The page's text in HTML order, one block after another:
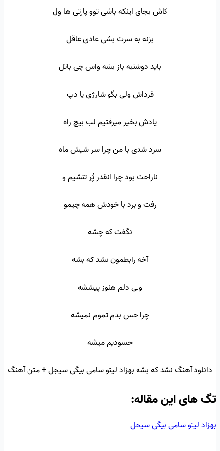
کاش بجای اینکه باشی توو پارتی ها ول
بزنه به سرت بشی عادی عاقل
باید دوشنبه باز بشه واس چی باتل
فرداش ولی بگو شارژی یا دپ
یادش بخیر میرفتیم لب بیچ راه
سرد شدی با من چرا سر شیش ماه
ناراحت بود چرا انقدر پُر تنشیم و
رفت و برد با خودش همه چیمو
نگفت که چشه
آخه رابطمون نشد که بشه
ولی دلم هنوز پیششه
چرا حس بدم تموم نمیشه
حسودیم میشه
دانلود آهنگ نشد که بشه بهزاد لیتو سامی بیگی سیجل + متن آهنگ
تگ‌ های این مقاله:
بهزاد لیتوسامی بیگیسیجل